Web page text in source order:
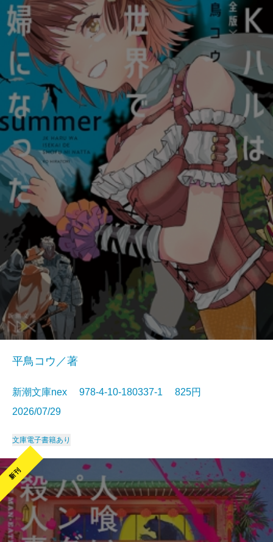
平鳥コウ／著
新潮文庫nex 978-4-10-180337-1 825円
2026/07/29
文庫電子書籍あり
新刊